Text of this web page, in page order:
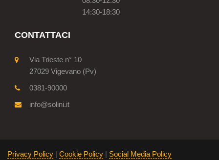
14:30-18:30
CONTATTACI
Via Trieste n° 10
27029 Vigevano (Pv)
0381-90000
info@solini.it
Privacy Policy | Cookie Policy | Social Media Policy